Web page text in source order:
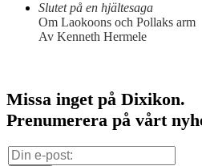
Slutet på en hjältesaga
Om Laokoons och Pollaks arm
Av Kenneth Hermele
Missa inget på Dixikon.
Prenumerera på vårt